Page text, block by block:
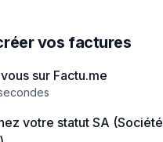
vos factures
sur Factu.me
votre statut SA (Société